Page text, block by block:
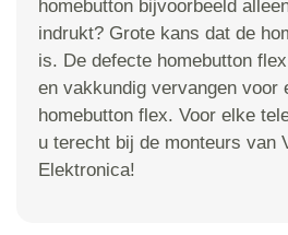
homebutton bijvoorbeeld
indrukt? Grote kans dat de
is. De defecte homebutton
en vakkundig vervangen voor
homebutton flex. Voor elke
u terecht bij de monteurs van
Elektronica!